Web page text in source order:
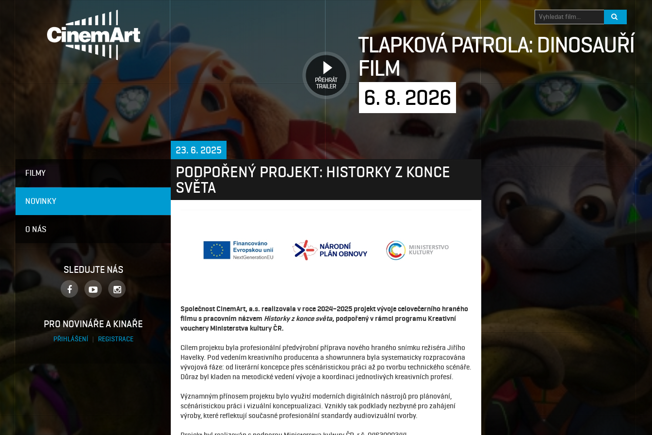
PŘEHRÁT
TRAILER
TLAPKOVÁ PATROLA: DINOSAUŘÍ
FILM
6. 8. 2026
23. 6. 2025
PODPOŘENÝ PROJEKT: HISTORKY Z KONCE
SVĚTA
Společnost CinemArt, a.s. realizovala v roce 2024–2025 projekt vývoje celovečerního hraného
filmu s pracovním názvem Historky z konce světa, podpořený v rámci programu Kreativní
vouchery Ministerstva kultury ČR.
Cílem projektu byla profesionální předvýrobní příprava nového hraného snímku režiséra Jiřího
Havelky. Pod vedením kreativního producenta a showrunnera byla systematicky rozpracována
vývojová fáze: od literární koncepce přes scénáristickou práci až po tvorbu technického scénáře.
Důraz byl kladen na metodické vedení vývoje a koordinaci jednotlivých kreativních profesí.
Významným přínosem projektu bylo využití moderních digitálních nástrojů pro plánování,
scénáristickou práci i vizuální konceptualizaci. Vznikly tak podklady nezbytné pro zahájení
výroby, které reflektují současné profesionální standardy audiovizuální tvorby.
FILMY
NOVINKY
O NÁS
SLEDUJTE NÁS
PRO NOVINÁŘE A KINAŘE
PŘIHLÁŠENÍ | REGISTRACE